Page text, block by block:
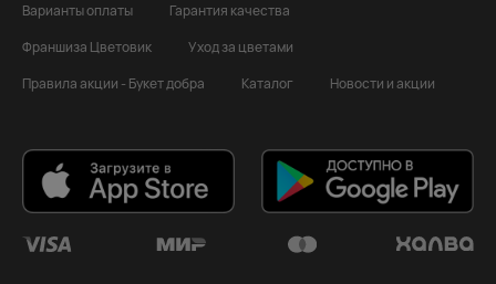
Варианты оплаты
Гарантия качества
Франшиза Цветовик
Уход за цветами
Правила акции - Букет добра
Каталог Новости и акции